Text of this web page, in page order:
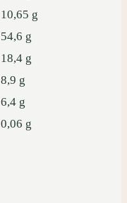
10,65 g
54,6 g
18,4 g
8,9 g
6,4 g
0,06 g